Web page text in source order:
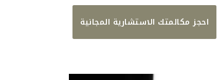
احجز مكالمتك الاستشارية المجانية